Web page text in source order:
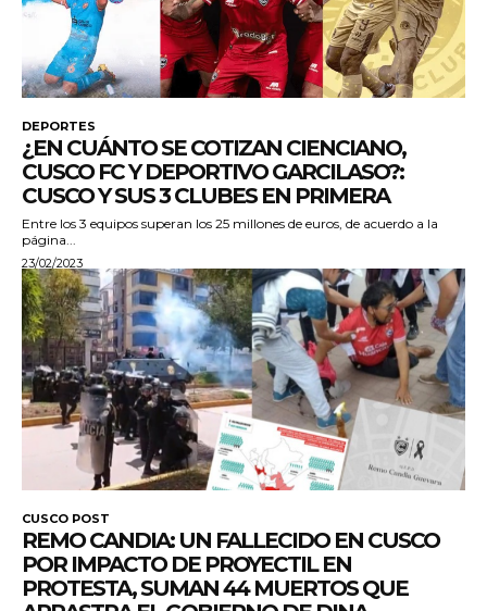
DEPORTES
¿EN CUÁNTO SE COTIZAN CIENCIANO,
CUSCO FC Y DEPORTIVO GARCILASO?:
CUSCO Y SUS 3 CLUBES EN PRIMERA
Entre los 3 equipos superan los 25 millones de euros, de acuerdo a la
página...
23/02/2023
CUSCO POST
REMO CANDIA: UN FALLECIDO EN CUSCO
POR IMPACTO DE PROYECTIL EN
PROTESTA, SUMAN 44 MUERTOS QUE